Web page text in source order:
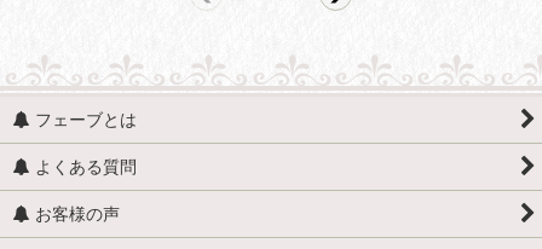
フェーブとは
よくある質問
お客様の声